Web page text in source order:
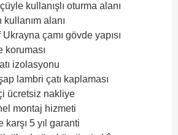
kullanışlı oturma alanı
kullanım alanı
Ukrayna çamı gövde yapısı
koruması
izolasyonu
lambri çatı kaplaması
ücretsiz nakliye
montaj hizmeti
karşı 5 yıl garanti